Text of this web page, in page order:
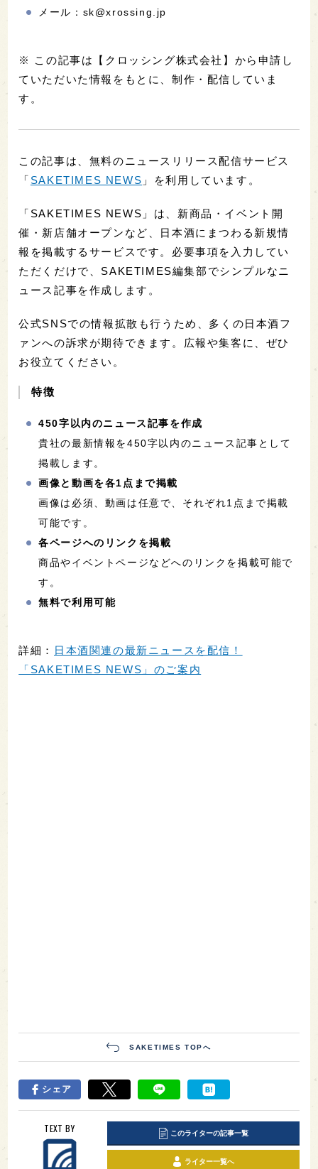
メール：sk@xrossing.jp
※ この記事は【クロッシング株式会社】から申請し
ていただいた情報をもとに、制作・配信していま
す。
この記事は、無料のニュースリリース配信サービス
「 SAKETIMES NEWS 」を利用しています。
「SAKETIMES NEWS」は、新商品・イベント開
催・新店舗オープンなど、日本酒にまつわる新規情
報を掲載するサービスです。必要事項を入力してい
ただくだけで、SAKETIMES編集部でシンプルなニ
ュース記事を作成します。
公式SNSでの情報拡散も行うため、多くの日本酒フ
ァンへの訴求が期待できます。広報や集客に、ぜひ
お役立てください。
特徴
450字以内のニュース記事を作成
貴社の最新情報を450字以内のニュース記事として
掲載します。
画像と動画を各1点まで掲載
画像は必須、動画は任意で、それぞれ1点まで掲載
可能です。
各ページへのリンクを掲載
商品やイベントページなどへのリンクを掲載可能で
す。
無料で利用可能
詳細： 日本酒関連の最新ニュースを配信！
「SAKETIMES NEWS」のご案内
SAKETIMES TOPへ
シェア
TEXT BY このライターの記事一覧
ライター一覧へ